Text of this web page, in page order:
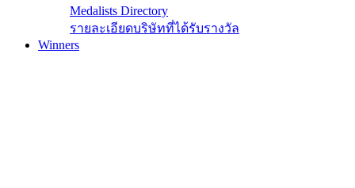
Medalists Directory
รายละเอียดบริษัทที่ได้รับรางวัล
Winners